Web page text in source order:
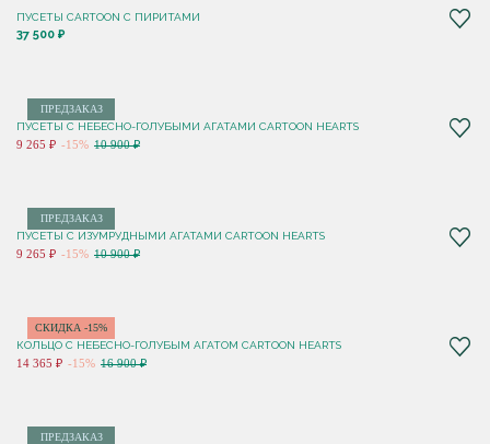
ПУСЕТЫ CARTOON C ПИРИТАМИ
37 500 ₽
ПРЕДЗАКАЗ
ПУСЕТЫ C НЕБЕСНО-ГОЛУБЫМИ АГАТАМИ CARTOON HEARTS
9 265 ₽ -15% 10 900 ₽
ПРЕДЗАКАЗ
ПУСЕТЫ C ИЗУМРУДНЫМИ АГАТАМИ CARTOON HEARTS
9 265 ₽ -15% 10 900 ₽
СКИДКА -15%
КОЛЬЦО C НЕБЕСНО-ГОЛУБЫМ АГАТОМ CARTOON HEARTS
14 365 ₽ -15% 16 900 ₽
ПРЕДЗАКАЗ